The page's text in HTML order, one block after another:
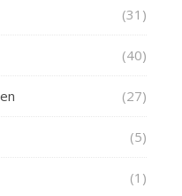
(31)
(40)
(27)
(5)
(1)